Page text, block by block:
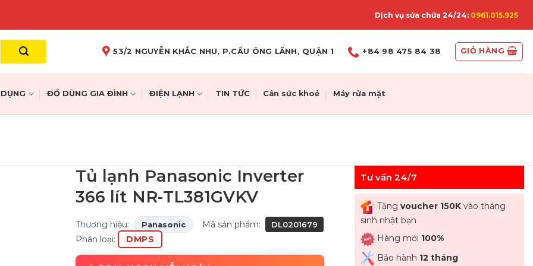
Dịch vụ sửa chữa 24/24: 0961.015.925
53/2 NGUYỄN KHẮC NHU, P.CẦU ÔNG LÃNH, QUẬN 1 +84 98 475 84 38 GIỎ HÀNG
ĐỒ DÙNG GIA ĐÌNH ĐIỆN LẠNH TIN TỨC Cân sức khoẻ Máy rửa mặt
Tủ lạnh Panasonic Inverter
366 lít NR-TL381GVKV
Thương hiệu: Panasonic Mã sản phẩm: DL0201679
Phân loại: DMPS
Tư vấn 24/7
Tặng voucher 150Kvào tháng
sinh nhật bạn
Hàng mới 100%
Bảo hành 12 tháng